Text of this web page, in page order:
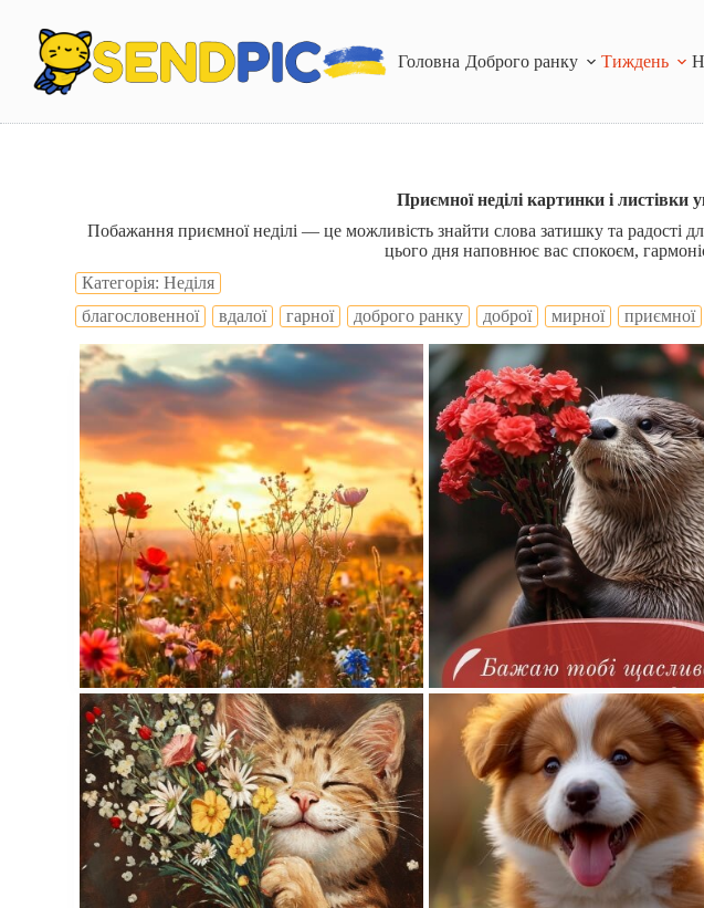
т
Головна Доброго ранку Тиждень
Приємної неділі картинки і листівки
Побажання приємної неділі — це можливість знайти слова затишку та радості
цього дня наповнює вас спокоєм,
Категорія: Неділя
благословенної
вдалої гарної доброго ранку доброї мирної приємної